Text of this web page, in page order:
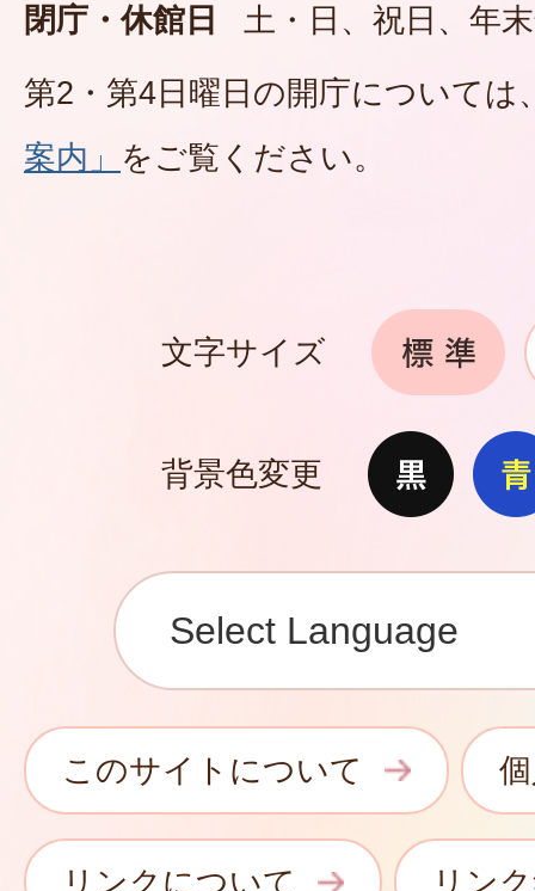
閉庁・休館日
土・日、祝日、年
第2・第4日曜日の開庁については
案内」 をご覧ください。
文字サイズ
背景色変更
このサイトについて
リンクについて リン